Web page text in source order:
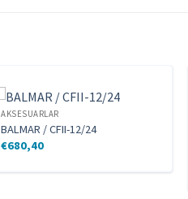
AKSESUARLAR
BALMAR / CFII-12/24
€680,40